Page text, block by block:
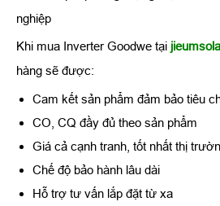
nghiệp
Khi mua Inverter Goodwe tại
hàng sẽ được:
Cam kết sản phẩm đảm bảo tiêu
CO, CQ đầy đủ theo sản phẩm
Giá cả cạnh tranh, tốt nhất thị
Chế độ bảo hành lâu dài
Hỗ trợ tư vấn lắp đặt từ xa